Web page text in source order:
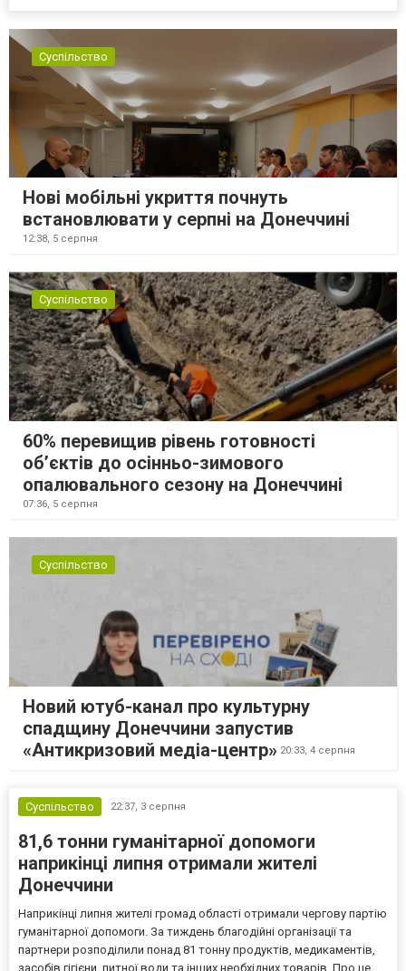
Суспільство
Нові мобільні укриття почнуть
встановлювати у серпні на Донеччині
12:38, 5 серпня
Суспільство
60% перевищив рівень готовності
об’єктів до осінньо-зимового
опалювального сезону на Донеччині
07:36, 5 серпня
Суспільство
Новий ютуб-канал про культурну
спадщину Донеччини запустив
«Антикризовий медіа-центр» 20:33, 4 серпня
Суспільство 22:37, 3 серпня
81,6 тонни гуманітарної допомоги
наприкінці липня отримали жителі
Донеччини
Наприкінці липня жителі громад області отримали чергову партію
гуманітарної допомоги. За тиждень благодійні організації та
партнери розподілили понад 81 тонну продуктів, медикаментів,
засобів гігієни, питної води та інших необхідних товарів. Про це